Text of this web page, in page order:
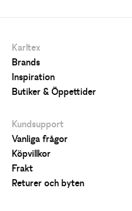
Karltex
Brands
Inspiration
Butiker & Öppettider
Kundsupport
Vanliga frågor
Köpvillkor
Frakt
Returer och byten